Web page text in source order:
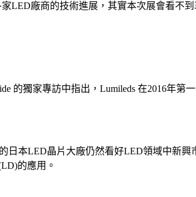
LED廠商的技術進展，其實本次展會看
的獨家專訪中指出，Lumileds 在2016年
本LED晶片大廠仍然看好LED領域中新
的應用。